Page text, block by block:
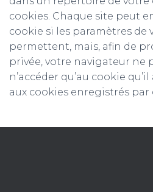
cookies. Chaque site peut
cookie si les paramètres de
permettent, mais, afin de
privée, votre navigateur ne
n’accéder qu’au cookie
aux cookies enregistrés par